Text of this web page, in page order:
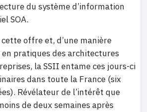
du système d’information
SOA.
offre et, d’une manière
pratiques des architectures
la SSII entame ces jours-ci
dans toute la France (six
Révélateur de l’intérêt que
de deux semaines après